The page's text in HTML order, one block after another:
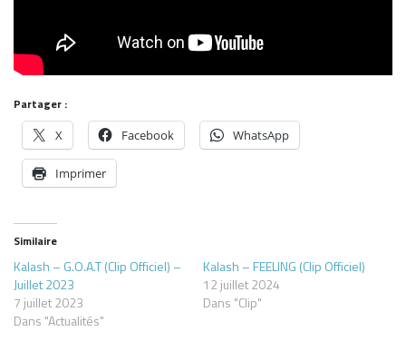
Partager :
X Facebook WhatsApp
Imprimer
Similaire
Kalash – G.O.A.T (Clip Officiel) –
Juillet 2023
7 juillet 2023
Dans "Actualités"
Kalash – FEELING (Clip Officiel)
12 juillet 2024
Dans "Clip"